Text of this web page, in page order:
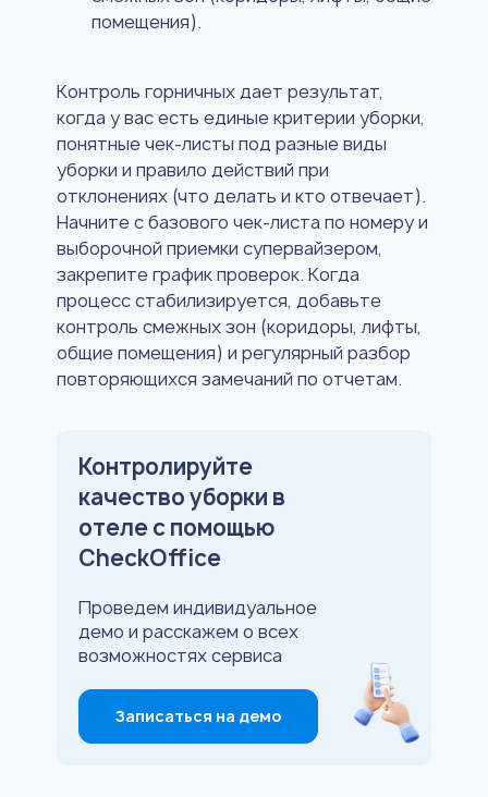
помещения).
Контроль горничных дает результат,
когда у вас есть единые критерии уборки,
понятные чек-листы под разные виды
уборки и правило действий при
отклонениях (что делать и кто отвечает).
Начните с базового чек-листа по номеру и
выборочной приемки супервайзером,
закрепите график проверок. Когда
процесс стабилизируется, добавьте
контроль смежных зон (коридоры, лифты,
общие помещения) и регулярный разбор
повторяющихся замечаний по отчетам.
Контролируйте
качество уборки в
отеле с помощью
CheckOffice
Проведем индивидуальное
демо и расскажем о всех
возможностях сервиса
Записаться на демо